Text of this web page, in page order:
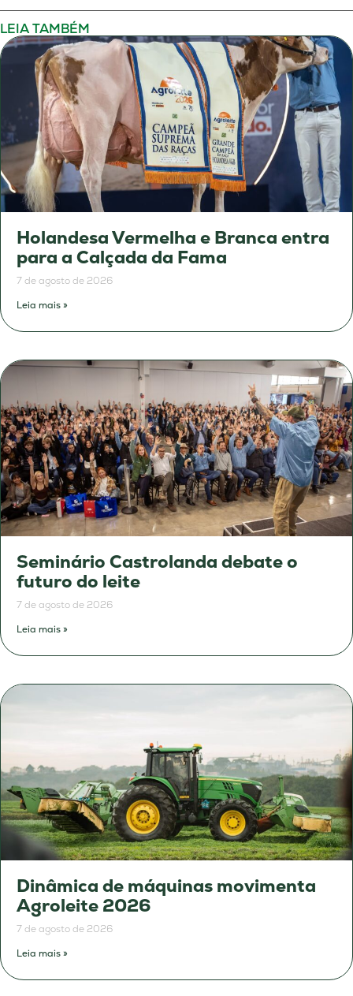
LEIA TAMBÉM
Holandesa Vermelha e Branca entra
para a Calçada da Fama
7 de agosto de 2026
Leia mais »
Seminário Castrolanda debate o
futuro do leite
7 de agosto de 2026
Leia mais »
Dinâmica de máquinas movimenta
Agroleite 2026
7 de agosto de 2026
Leia mais »